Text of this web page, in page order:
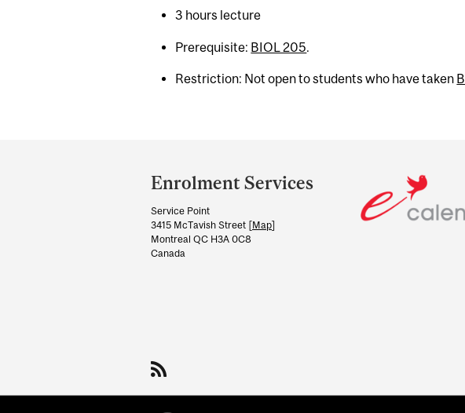
3 hours lecture
Prerequisite: BIOL 205
Restriction: Not open to students who have taken
and
University
Information
Enrolment Services
Service Point
3415 McTavish Street [Map]
Montreal QC H3A 0C8
Canada